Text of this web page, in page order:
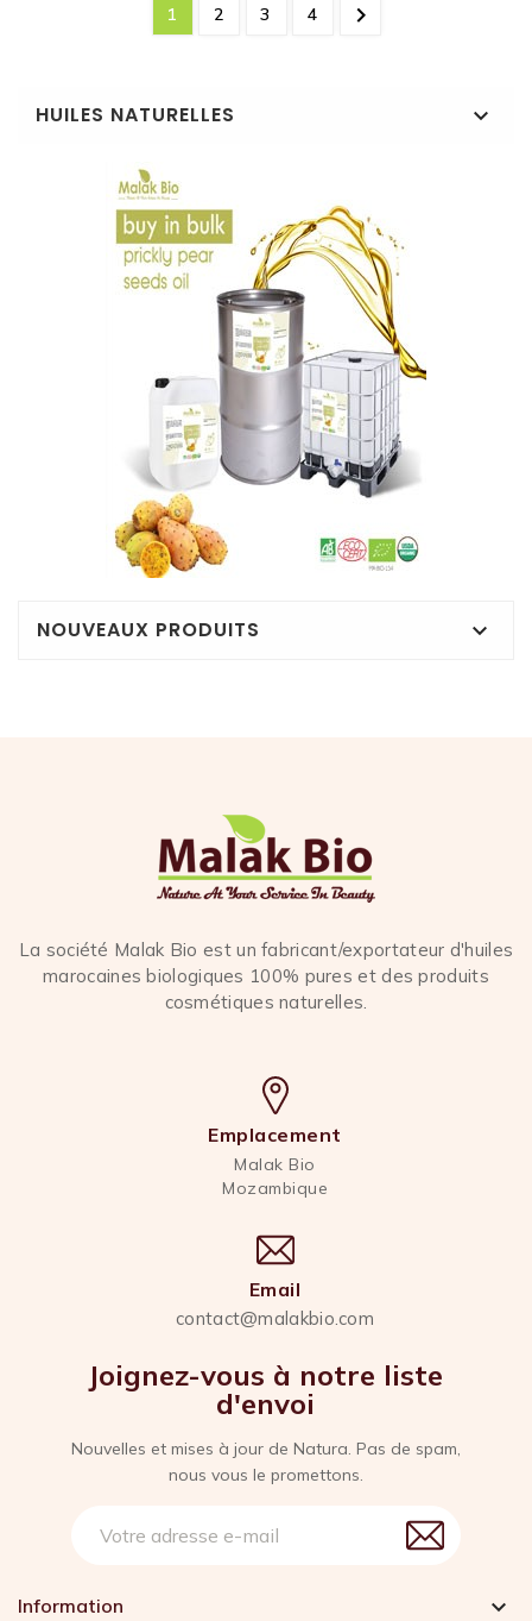
1 2 3 4 
HUILES NATURELLES 
NOUVEAUX PRODUITS 
La société Malak Bio est un fabricant/exportateur d'huiles
marocaines biologiques 100% pures et des produits
cosmétiques naturelles.
Emplacement
Malak Bio
Mozambique
Email
contact@malakbio.com
Joignez-vous à notre liste
d'envoi
Nouvelles et mises à jour de Natura. Pas de spam,
nous vous le promettons.
Information 